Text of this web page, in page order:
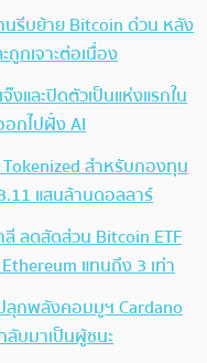
นรีบย้าย Bitcoin ด่วน หลัง
ถูกเจาะต่อเนื่อง
งและปิดตัวเป็นแห่งแรกใน
กไปฝั่ง AI
สำหรับกองทุน
แสนล้านดอลลาร์
ลดสัดส่วน Bitcoin ETF
แทนถึง 3 เท่า
ลุกพลังคอมมูฯ Cardano
บมาเป็นผู้ชนะ